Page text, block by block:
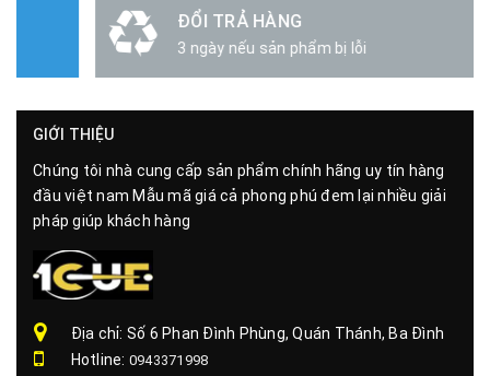
ĐỔI TRẢ HÀNG
3 ngày nếu sản phẩm bị lỗi
GIỚI THIỆU
Chúng tôi nhà cung cấp sản phẩm chính hãng uy tín hàng
đầu việt nam Mẫu mã giá cả phong phú đem lại nhiều giải
pháp giúp khách hàng
Địa chỉ: Số 6 Phan Đình Phùng, Quán Thánh, Ba Đình
Hotline: 0943371998